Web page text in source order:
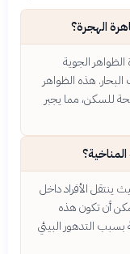
الهجرة؟
الظواهر الجوية
هذه الظواهر
للسكن، مما يجبر
المناخية؟
ينتقل الأفراد داخل
أن تكون هذه
بسبب التدهور البيئي